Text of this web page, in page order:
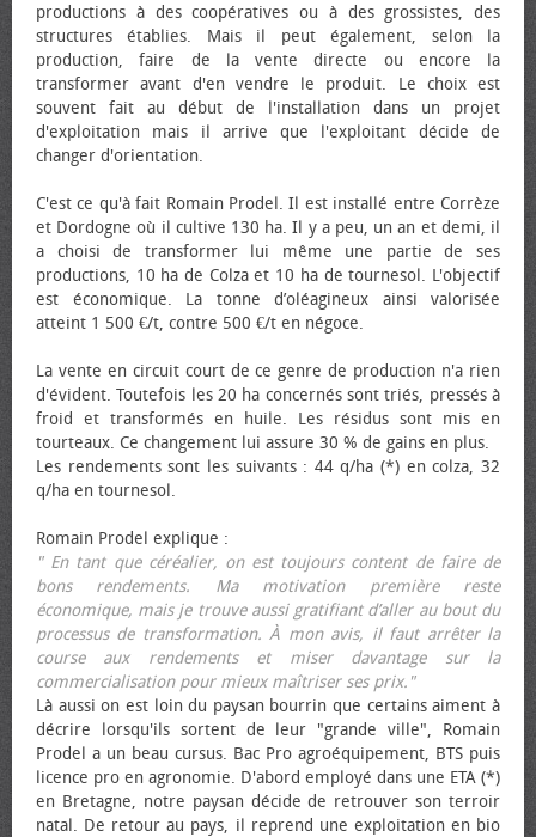
productions à des coopératives ou à des grossistes, des
structures établies. Mais il peut également, selon la
production, faire de la vente directe ou encore la
transformer avant d'en vendre le produit. Le choix est
souvent fait au début de l'installation dans un projet
d'exploitation mais il arrive que l'exploitant décide de
changer d'orientation.
C'est ce qu'à fait Romain Prodel. Il est installé entre Corrèze
et Dordogne où il cultive 130 ha. Il y a peu, un an et demi, il
a choisi de transformer lui même une partie de ses
productions, 10 ha de Colza et 10 ha de tournesol. L'objectif
est économique. La tonne d’oléagineux ainsi valorisée
atteint 1 500 €/t, contre 500 €/t en négoce.
La vente en circuit court de ce genre de production n'a rien
d'évident. Toutefois les 20 ha concernés sont triés, pressés à
froid et transformés en huile. Les résidus sont mis en
tourteaux. Ce changement lui assure 30 % de gains en plus.
Les rendements sont les suivants : 44 q/ha (*) en colza, 32
q/ha en tournesol.
Romain Prodel explique :
" En tant que céréalier, on est toujours content de faire de
bons rendements. Ma motivation première reste
économique, mais je trouve aussi gratifiant d’aller au bout du
processus de transformation. À mon avis, il faut arrêter la
course aux rendements et miser davantage sur la
commercialisation pour mieux maîtriser ses prix."
Là aussi on est loin du paysan bourrin que certains aiment à
décrire lorsqu'ils sortent de leur "grande ville", Romain
Prodel a un beau cursus. Bac Pro agroéquipement, BTS puis
licence pro en agronomie. D'abord employé dans une ETA (*)
en Bretagne, notre paysan décide de retrouver son terroir
natal. De retour au pays, il reprend une exploitation en bio